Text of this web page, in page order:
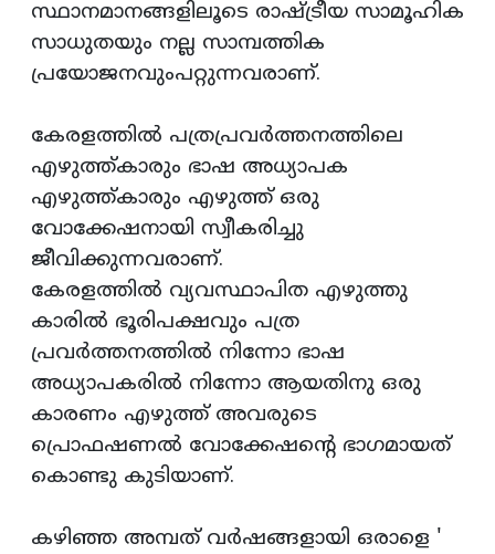
സ്ഥാനമാനങ്ങളിലൂടെ രാഷ്ട്രീയ സാമൂഹിക
സാധുതയും നല്ല സാമ്പത്തിക
പ്രയോജനവുംപറ്റുന്നവരാണ്.
കേരളത്തിൽ പത്രപ്രവർത്തനത്തിലെ
എഴുത്ത്കാരും ഭാഷ അധ്യാപക
എഴുത്ത്കാരും എഴുത്ത് ഒരു
വോക്കേഷനായി സ്വീകരിച്ചു
ജീവിക്കുന്നവരാണ്.
കേരളത്തിൽ വ്യവസ്ഥാപിത എഴുത്തു
കാരിൽ ഭൂരിപക്ഷവും പത്ര
പ്രവർത്തനത്തിൽ നിന്നോ ഭാഷ
അധ്യാപകരിൽ നിന്നോ ആയതിനു ഒരു
കാരണം എഴുത്ത് അവരുടെ
പ്രൊഫഷണൽ വോക്കേഷന്റെ ഭാഗമായത്
കൊണ്ടു കുടിയാണ്.
കഴിഞ്ഞ അമ്പത് വർഷങ്ങളായി ഒരാളെ '